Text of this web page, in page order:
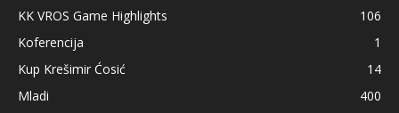
KK VROS Game Highlights
106
Koferencija
1
Kup Krešimir Ćosić
14
Mladi
400